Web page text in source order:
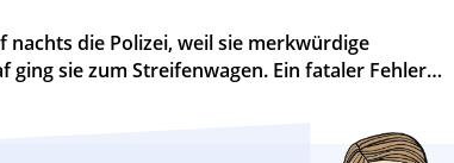
nachts die Polizei, weil sie merkwürdige
ging sie zum Streifenwagen. Ein fataler Fehler…